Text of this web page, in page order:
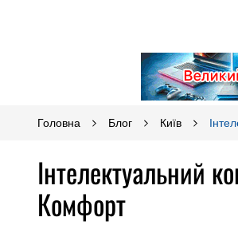
Головна Блог Київ
Інтелектуальний
Комфорт